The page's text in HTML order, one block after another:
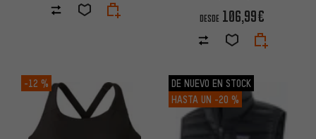
DESDE 106,99€
-12 %
DE NUEVO EN STOCK
HASTA UN -20 %